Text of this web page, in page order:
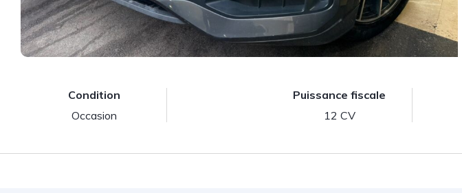
Condition
Occasion
Puissance fiscale
12 CV